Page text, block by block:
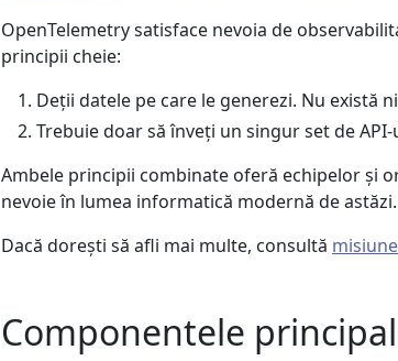
OpenTelemetry satisface nevoia de
principii cheie:
Deții datele pe care le generezi. Nu există
Trebuie doar să înveți un singur set de
Ambele principii combinate oferă echipelor și
nevoie în lumea informatică modernă de astăzi.
Dacă dorești să afli mai multe, consultă
Componentele